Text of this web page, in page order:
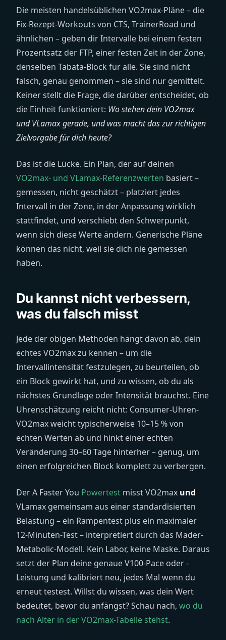
Die meisten handelsüblichen VO2max-Pläne – die
Fix-Rezept-Workouts von CTS, TrainerRoad und
ähnlichen – geben dir Intervalle bei einem festen
Prozentsatz der FTP, einer festen Zeit in der Zone,
denselben Tabata-Block für alle. Sie sind nicht
falsch, genau genommen – sie sind nur gemittelt.
Keiner stellt die Frage, die darüber entscheidet, ob
die Einheit funktioniert: Wo stehen dein VO2max
und VLamax gerade, und was macht das zur richtigen
Zielvorgabe für dich heute?
Das ist die Lücke. Ein Plan, der auf deinen
VO2max- und VLamax-Referenzwerten basiert –
gemessen, nicht geschätzt – platziert jedes
Intervall in der Zone, in der Anpassung wirklich
stattfindet, und verschiebt den Schwerpunkt,
wenn sich diese Werte ändern. Generische Pläne
können das nicht, weil sie dich nie gemessen
haben.
Du kannst nicht verbessern,
was du falsch misst
Jede der obigen Methoden hängt davon ab, dein
echtes VO2max zu kennen – um die
Intervallintensität festzulegen, zu beurteilen, ob
ein Block gewirkt hat, und zu wissen, ob du als
nächstes Grundlage oder Intensität brauchst. Eine
Uhrenschätzung reicht nicht: Consumer-Uhren-
VO2max weicht typischerweise 10–15 % von
echten Werten ab und hinkt einer echten
Veränderung 30–60 Tage hinterher – genug, um
einen erfolgreichen Block komplett zu verbergen.
Der A Faster You Powertest misst VO2max und
VLamax gemeinsam aus einer standardisierten
Belastung – ein Rampentest plus ein maximaler
12-Minuten-Test – interpretiert durch das Mader-
Metabolic-Modell. Kein Labor, keine Maske. Daraus
setzt der Plan deine genaue V100-Pace oder -
Leistung und kalibriert neu, jedes Mal wenn du
erneut testest. Willst du wissen, was dein Wert
bedeutet, bevor du anfängst? Schau nach, wo du
nach Alter in der VO2max-Tabelle stehst.